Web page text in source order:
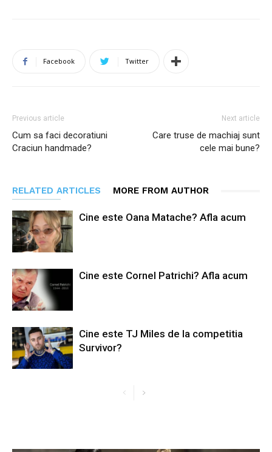
Facebook Twitter
Previous article
Cum sa faci decoratiuni
Craciun handmade?
Next article
Care truse de machiaj sunt
cele mai bune?
RELATED ARTICLES MORE FROM AUTHOR
Cine este Oana Matache? Afla acum
Cine este Cornel Patrichi? Afla acum
Cine este TJ Miles de la competitia
Survivor?